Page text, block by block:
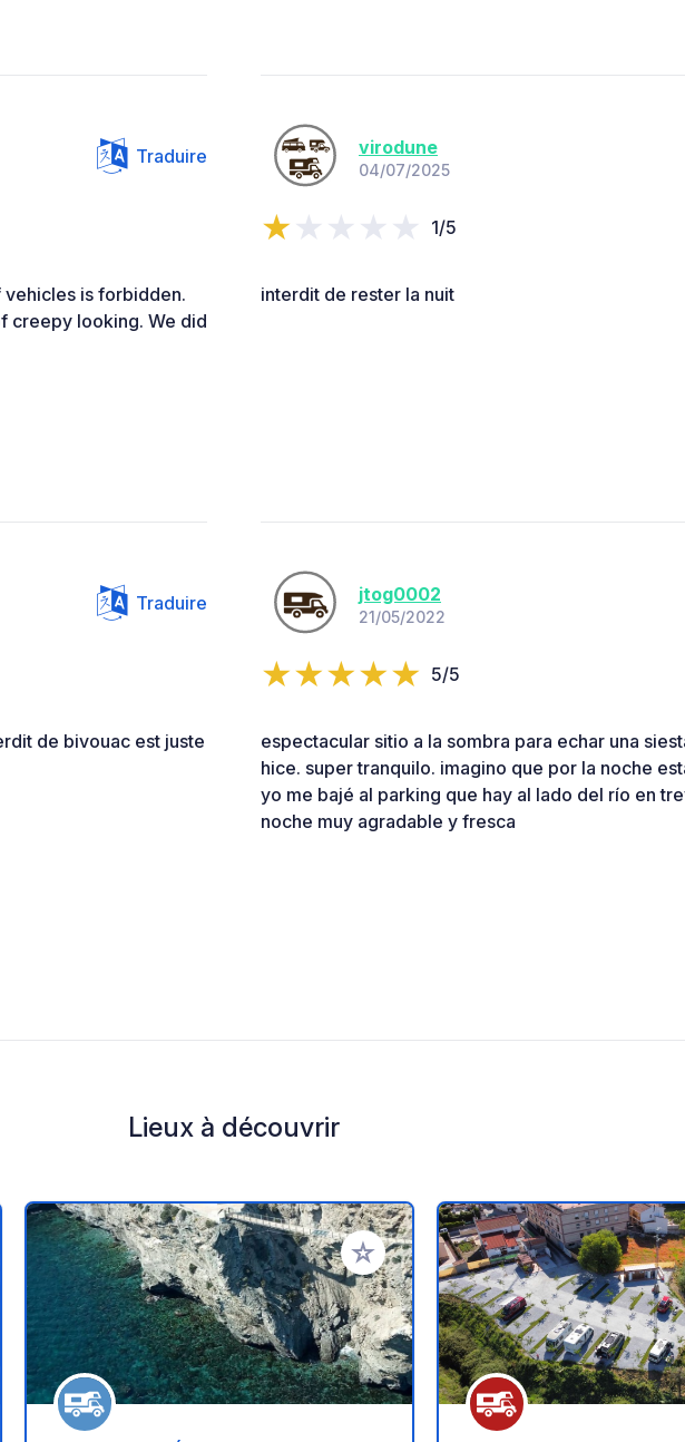
Traduire
vehicles is forbidden.
creepy looking. We did
virodune
04/07/2025
1/5
interdit de rester la nuit
Traduire
de bivouac est juste
jtog0002
21/05/2022
5/5
espectacular sitio a la sombra para echar una
hice. super tranquilo. imagino que por la noche
yo me bajé al parking que hay al lado del río en
noche muy agradable y fresca
Lieux à découvrir
vos favoris Ajouter à vos favoris